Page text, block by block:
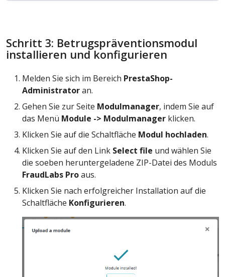
Schritt 3: Betrugspräventionsmodul
installieren und konfigurieren
Melden Sie sich im Bereich PrestaShop-
Administratoran.
Gehen Sie zur Seite Modulmanager, indem Sie auf
das Menü Module -> Modulmanager klicken.
Klicken Sie auf die Schaltfläche Modul hochladen.
Klicken Sie auf den Link Select file und wählen Sie
die soeben heruntergeladene ZIP-Datei des Moduls
FraudLabs Proaus.
Klicken Sie nach erfolgreicher Installation auf die
Schaltfläche Konfigurieren.